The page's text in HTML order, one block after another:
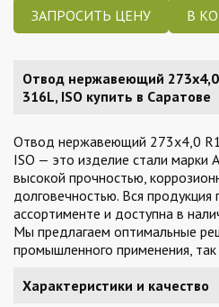
ЗАПРОСИТЬ ЦЕНУ
Отвод нержавеющий
316L, ISO купить в Саратове
Отвод нержавеющий 273х4,0
ISO — это изделие стали марки
высокой прочностью,
долговечностью. Вся
ассортименте и доступна в
Мы предлагаем оптимальные
промышленного применения,
Характеристики и качество